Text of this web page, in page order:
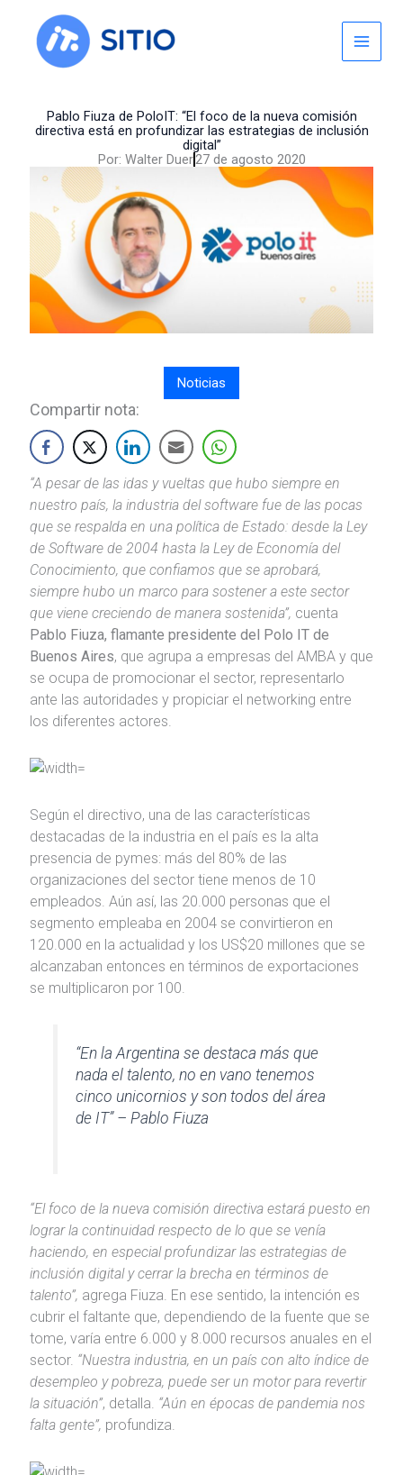
content
Pablo Fiuza de PoloIT: “El foco de la nueva comisión
directiva está en profundizar las estrategias de inclusión
digital”
Por: Walter Duer27 de agosto 2020
Noticias
Compartir nota:
“A pesar de las idas y vueltas que hubo siempre en
nuestro país, la industria del software fue de las pocas
que se respalda en una política de Estado: desde la Ley
de Software de 2004 hasta la Ley de Economía del
Conocimiento, que confiamos que se aprobará,
siempre hubo un marco para sostener a este sector
que viene creciendo de manera sostenida”, cuenta
Pablo Fiuza, flamante presidente del Polo IT de
Buenos Aires, que agrupa a empresas del AMBA y que
se ocupa de promocionar el sector, representarlo
ante las autoridades y propiciar el networking entre
los diferentes actores.
Según el directivo, una de las características
destacadas de la industria en el país es la alta
presencia de pymes: más del 80% de las
organizaciones del sector tiene menos de 10
empleados. Aún así, las 20.000 personas que el
segmento empleaba en 2004 se convirtieron en
120.000 en la actualidad y los US$20 millones que se
alcanzaban entonces en términos de exportaciones
se multiplicaron por 100.
“En la Argentina se destaca más que
nada el talento, no en vano tenemos
cinco unicornios y son todos del área
de IT” – Pablo Fiuza
“El foco de la nueva comisión directiva estará puesto en
lograr la continuidad respecto de lo que se venía
haciendo, en especial profundizar las estrategias de
inclusión digital y cerrar la brecha en términos de
talento”, agrega Fiuza. En ese sentido, la intención es
cubrir el faltante que, dependiendo de la fuente que se
tome, varía entre 6.000 y 8.000 recursos anuales en el
sector. “Nuestra industria, en un país con alto índice de
desempleo y pobreza, puede ser un motor para revertir
la situación”, detalla. “Aún en épocas de pandemia nos
falta gente”, profundiza.